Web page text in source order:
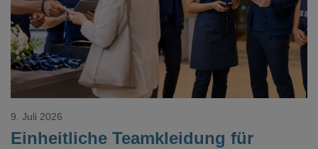
Einheitliche Teamkleidung für
9. Juli 2026